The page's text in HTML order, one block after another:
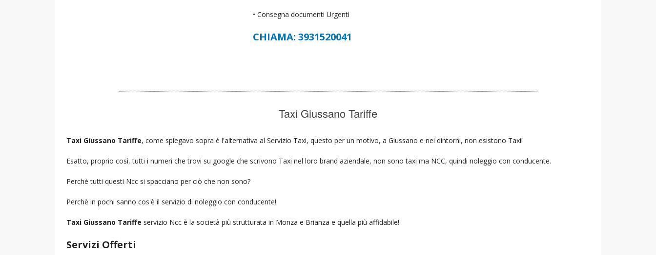
• Consegna documenti Urgenti
CHIAMA: 3931520041
Taxi Giussano Tariffe
Taxi Giussano Tariffe, come spiegavo sopra è l'alternativa al Servizio Taxi, questo per un motivo, a Giussano e nei dintorni, non esistono Taxi!
Esatto, proprio così, tutti i numeri che trovi su google che scrivono Taxi nel loro brand aziendale, non sono taxi ma NCC, quindi noleggio con conducente.
Perchè tutti questi Ncc si spacciano per ciò che non sono?
Perchè in pochi sanno cos'è il servizio di noleggio con conducente!
Taxi Giussano Tariffe servizio Ncc è la società più strutturata in Monza e Brianza e quella più affidabile!
Servizi Offerti